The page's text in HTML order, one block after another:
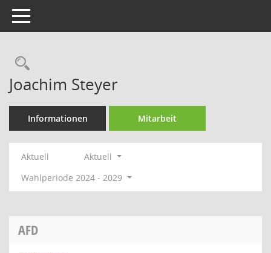
Toggle navigation
Rechercheauswahl
Joachim Steyer
Informationen Mitarbeit
Aktuell
Aktuell
Wahlperiode 2024 - 2029
AFD